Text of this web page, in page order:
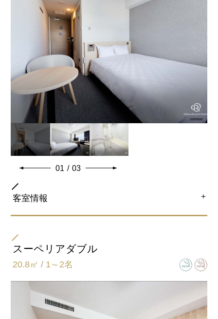
30分でシャープな折り目に仕上がります。
※画像はイメージです。
全ての客室内に無線LAN環境をご用意。
無料でご利用いただけます。
※画像はイメージです。
01 / 03
客室情報 ＋
ダブル
154ｃｍ×203ｃｍ
スーペリアダブル
20.8㎡ / 1～2名